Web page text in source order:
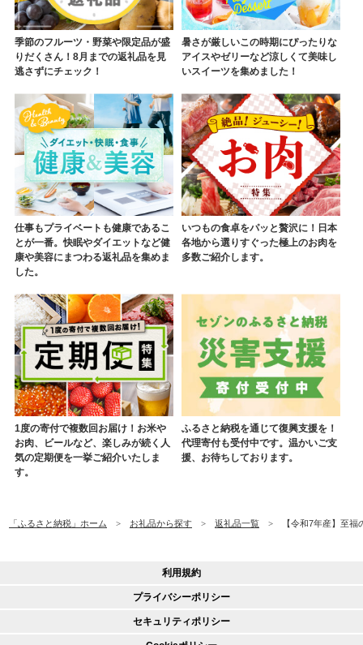
季節のフルーツ・野菜や限定品が盛
りだくさん！8月までの返礼品を見
逃さずにチェック！
暑さが厳しいこの時期にぴったりな
アイスやゼリーなど涼しくて美味し
いスイーツを集めました！
仕事もプライベートも健康であるこ
とが一番。快眠やダイエットなど健
康や美容にまつわる返礼品を集めま
した。
いつもの食卓をパッと贅沢に！日本
各地から選りすぐった極上のお肉を
多数ご紹介します。
1度の寄付で複数回お届け！お米や
お肉、ビールなど、楽しみが続く人
気の定期便を一挙ご紹介いたしま
す。
ふるさと納税を通じて復興支援を！
代理寄付も受付中です。温かいご支
援、お待ちしております。
「ふるさと納税」ホーム お礼品から探す 返礼品一覧 【令和7年産】至
利用規約
プライバシーポリシー
セキュリティポリシー